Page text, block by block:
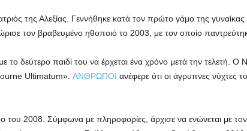
της Αλεξίας. Γεννήθηκε κατά τον πρώτο γάμο της
τον βραβευμένο ηθοποιό το 2003, με τον οποίο
το δεύτερο παιδί του να έρχεται ένα χρόνο μετά την τελετή. Ο
Ultimatum». ΑΝΘΡΩΠΟΙ ανέφερε ότι οι άγρυπνες νύχτες
2008. Σύμφωνα με πληροφορίες, άρχισε να ενώνεται με τον